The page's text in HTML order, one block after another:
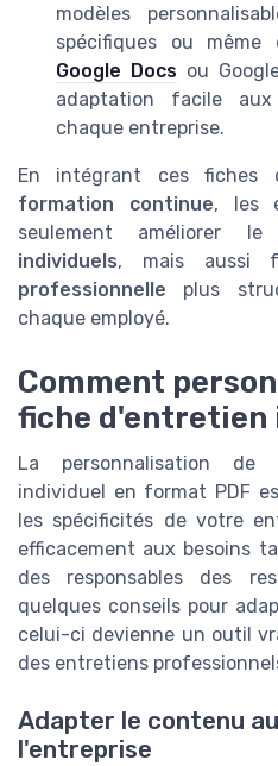
modèles
spécifiques ou
Google Docs ou
adaptation facile
chaque entreprise.
En intégrant ces fiches
formation continue, les
seulement améliorer
individuels, mais aussi
professionnelle plus
chaque employé.
Comment
fiche d'entretien
La personnalisation
individuel en format PDF
les spécificités de votre
efficacement aux besoins
des responsables des
quelques conseils pour
celui-ci devienne un outil
des entretiens
Adapter le contenu
l'entreprise